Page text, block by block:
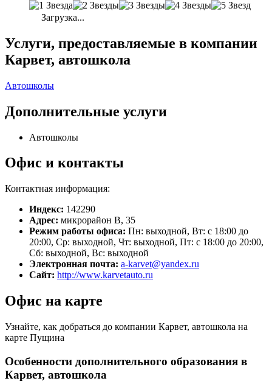
Загрузка...
Услуги, предоставляемые в компании
Карвет, автошкола
Автошколы
Дополнительные услуги
Автошколы
Офис и контакты
Контактная информация:
Индекс: 142290
Адрес: микрорайон В, 35
Режим работы офиса: Пн: выходной, Вт: с 18:00 до
20:00, Ср: выходной, Чт: выходной, Пт: с 18:00 до 20:00,
Сб: выходной, Вс: выходной
Электронная почта: a-karvet@yandex.ru
Сайт: http://www.karvetauto.ru
Офис на карте
Узнайте, как добраться до компании Карвет, автошкола на
карте Пущина
Особенности дополнительного образования в
Карвет, автошкола